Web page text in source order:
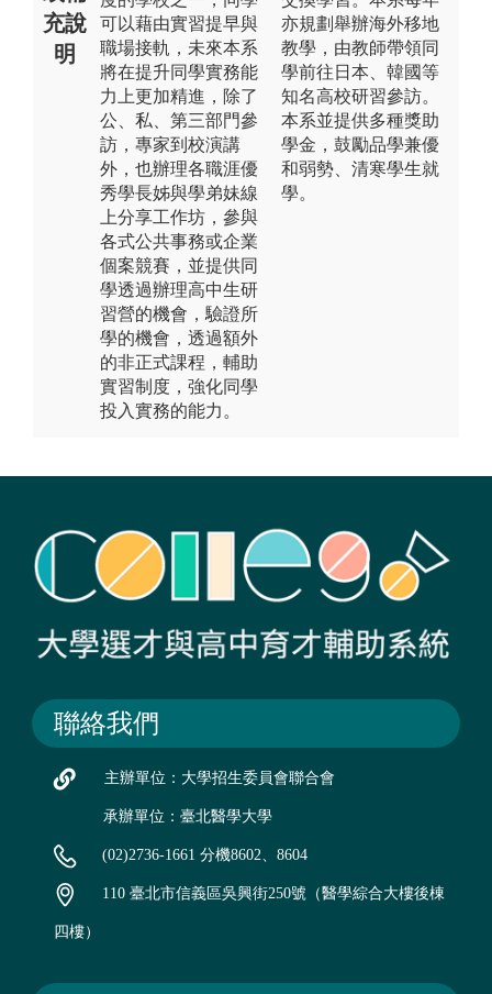
充說
明
可以藉由實習提早與
職場接軌，未來本系
將在提升同學實務能
力上更加精進，除了
公、私、第三部門參
訪，專家到校演講
外，也辦理各職涯優
秀學長姊與學弟妹線
上分享工作坊，參與
各式公共事務或企業
個案競賽，並提供同
學透過辦理高中生研
習營的機會，驗證所
學的機會，透過額外
的非正式課程，輔助
實習制度，強化同學
投入實務的能力。
亦規劃舉辦海外移地
教學，由教師帶領同
學前往日本、韓國等
知名高校研習參訪。
本系並提供多種獎助
學金，鼓勵品學兼優
和弱勢、清寒學生就
學。
聯絡我們
主辦單位：大學招生委員會聯合會
承辦單位：臺北醫學大學
(02)2736-1661 分機8602、8604
110 臺北市信義區吳興街250號（醫學綜合大樓後棟
四樓）